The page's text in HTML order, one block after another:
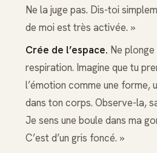
Ne la juge pas. Dis-toi
de moi est très activée. »
Crée de l’espace. Ne plonge
respiration. Imagine que tu
l’émotion comme une forme,
dans ton corps. Observe-la,
Je sens une boule dans ma
C’est d’un gris foncé. »